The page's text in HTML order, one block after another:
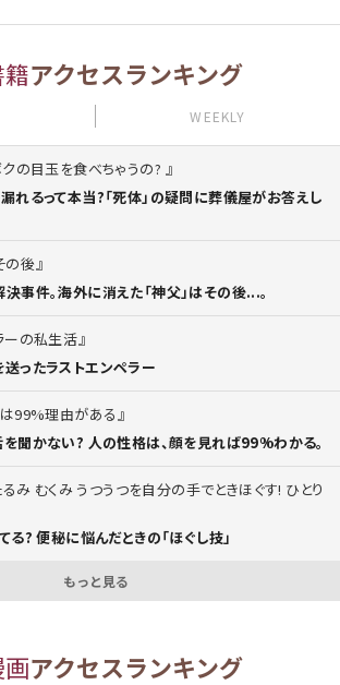
アクセスランキング
WEEKLY
クの目玉を食べちゃうの?
れるって本当?「死体」の疑問に葬儀屋がお答えし
の後
事件。海外に消えた「神父」はその後...。
ーの私生活
ったラストエンペラー
99%理由がある
聞かない? 人の性格は、顔を見れば99%わかる。
み むくみ うつうつを自分の手でときほぐす! ひとり
る? 便秘に悩んだときの「ほぐし技」
もっと見る
アクセスランキング